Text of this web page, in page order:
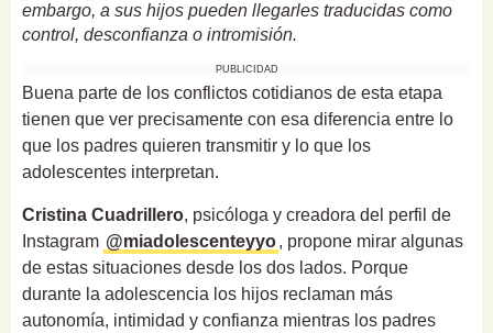
embargo, a sus hijos pueden llegarles traducidas como
control, desconfianza o intromisión.
PUBLICIDAD
Buena parte de los conflictos cotidianos de esta etapa
tienen que ver precisamente con esa diferencia entre lo
que los padres quieren transmitir y lo que los
adolescentes interpretan.
Cristina Cuadrillero, psicóloga y creadora del perfil de
Instagram @miadolescenteyyo, propone mirar algunas
de estas situaciones desde los dos lados. Porque
durante la adolescencia los hijos reclaman más
autonomía, intimidad y confianza mientras los padres